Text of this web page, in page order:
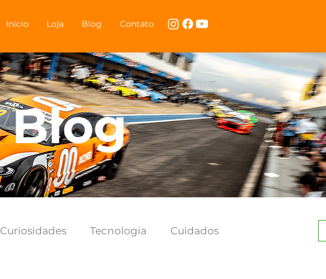
Início Loja Blog Contato
Blog
Curiosidades Tecnologia Cuidados